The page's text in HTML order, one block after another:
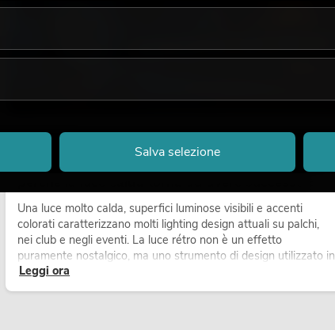
18.06.2026
La luce retrò nel design illuminotecnico moderno:
Una luce molto calda, superfici luminose visibili e accenti
colorati caratterizzano molti lighting design attuali su palchi,
nei club e negli eventi. La luce rétro non è un effetto
puramente nostalgico, ma uno strumento di design utilizzato in
modo consapevole: crea atmosfera, dona carattere alle scene
e può rendere più emozionali i setup LED tecnici.
Leggi ora
Salva selezione